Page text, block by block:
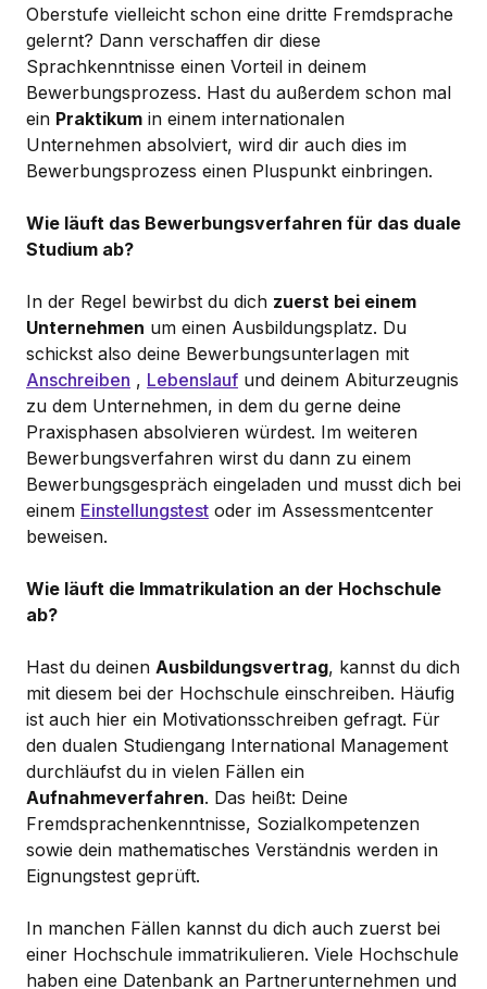
Oberstufe vielleicht schon eine dritte Fremdsprache
gelernt? Dann verschaffen dir diese
Sprachkenntnisse einen Vorteil in deinem
Bewerbungsprozess. Hast du außerdem schon mal
ein Praktikum in einem internationalen
Unternehmen absolviert, wird dir auch dies im
Bewerbungsprozess einen Pluspunkt einbringen.
Wie läuft das Bewerbungsverfahren für das duale
Studium ab?
In der Regel bewirbst du dich zuerst bei einem
Unternehmen um einen Ausbildungsplatz. Du
schickst also deine Bewerbungsunterlagen mit
Anschreiben , Lebenslauf und deinem Abiturzeugnis
zu dem Unternehmen, in dem du gerne deine
Praxisphasen absolvieren würdest. Im weiteren
Bewerbungsverfahren wirst du dann zu einem
Bewerbungsgespräch eingeladen und musst dich bei
einem Einstellungstest oder im Assessmentcenter
beweisen.
Wie läuft die Immatrikulation an der Hochschule
ab?
Hast du deinen Ausbildungsvertrag, kannst du dich
mit diesem bei der Hochschule einschreiben. Häufig
ist auch hier ein Motivationsschreiben gefragt. Für
den dualen Studiengang International Management
durchläufst du in vielen Fällen ein
Aufnahmeverfahren. Das heißt: Deine
Fremdsprachenkenntnisse, Sozialkompetenzen
sowie dein mathematisches Verständnis werden in
Eignungstest geprüft.
In manchen Fällen kannst du dich auch zuerst bei
einer Hochschule immatrikulieren. Viele Hochschule
haben eine Datenbank an Partnerunternehmen und